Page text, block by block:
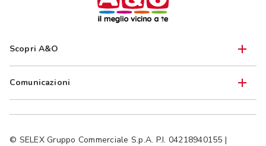
Scopri A&O
Comunicazioni
© SELEX Gruppo Commerciale S.p.A. P.I. 04218940155 |